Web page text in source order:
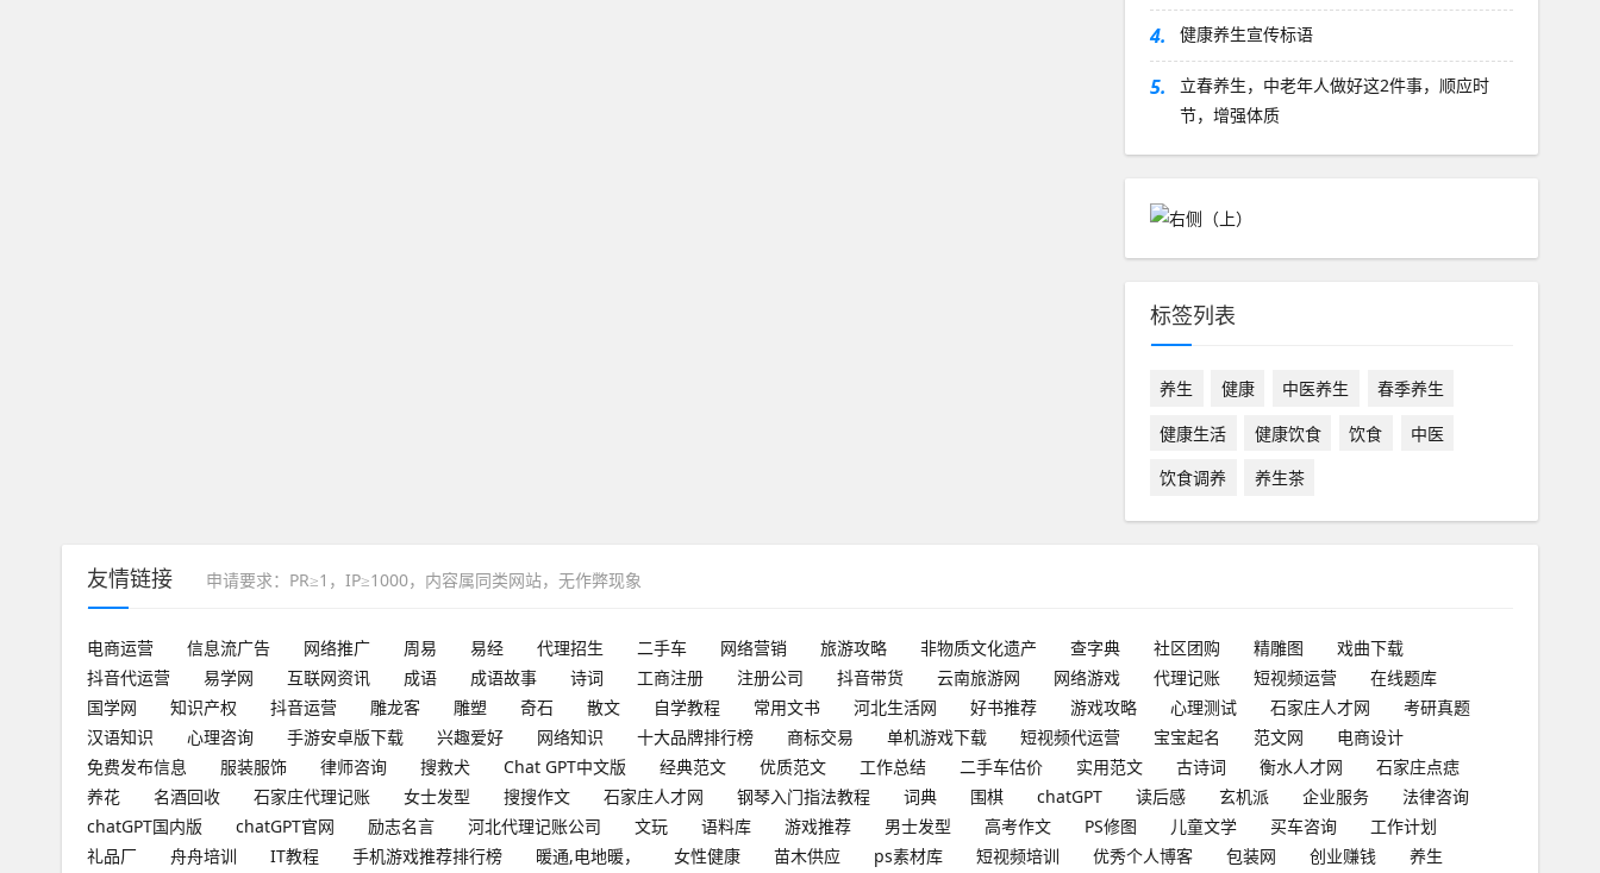
4. 健康养生宣传标语
5.
立春养生，中老年人做好这2件事，顺应时
节，增强体质
标签列表
养生 健康 中医养生
春季养生
健康生活
健康饮食 饮食
中医
饮食调养
养生茶
友情链接 申请要求：PR≥1，IP≥1000，内容属同类网站，无作弊现象
电商运营 信息流广告 网络推广 周易 易经 代理招生 二手车 网络营销 旅游攻略 非物质文化遗产 查字典 社区团购 精雕图
戏曲下载
抖音代运营
易学网 互联网资讯 成语 成语故事 诗词 工商注册 注册公司 抖音带货 云南旅游网 网络游戏 代理记账 短视频运营
在线题库
国学网
知识产权 抖音运营 雕龙客 雕塑 奇石 散文 自学教程 常用文书 河北生活网 好书推荐 游戏攻略 心理测试 石家庄人才网
考研真题
汉语知识
心理咨询 手游安卓版下载 兴趣爱好 网络知识 十大品牌排行榜 商标交易 单机游戏下载 短视频代运营 宝宝起名 范文网
电商设计
免费发布信息
服装服饰 律师咨询 搜救犬 Chat GPT中文版 经典范文 优质范文 工作总结 二手车估价 实用范文 古诗词 衡水人才网
石家庄点痣
养花
名酒回收 石家庄代理记账 女士发型 搜搜作文 石家庄人才网 钢琴入门指法教程 词典 围棋 chatGPT 读后感 玄机派 企业服务
法律咨询
chatGPT国内版
chatGPT官网 励志名言 河北代理记账公司 文玩 语料库 游戏推荐 男士发型 高考作文 PS修图 儿童文学 买车咨询
工作计划
礼品厂
舟舟培训 IT教程 手机游戏推荐排行榜 暖通,电地暖， 女性健康 苗木供应 ps素材库 短视频培训 优秀个人博客 包装网 创业赚钱 养生